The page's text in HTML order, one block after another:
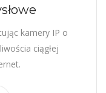
kamery IP o
ciągłej